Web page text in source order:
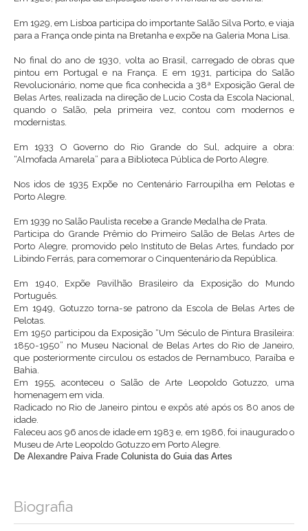
Em 1929, em Lisboa participa do importante Salão Silva Porto, e viaja
para a França onde pinta na Bretanha e expõe na Galeria Mona Lisa.
No final do ano de 1930, volta ao Brasil, carregado de obras que
pintou em Portugal e na França. E em 1931, participa do Salão
Revolucionário, nome que fica conhecida a 38ª Exposição Geral de
Belas Artes, realizada na direção de Lucio Costa da Escola Nacional,
quando o Salão, pela primeira vez, contou com modernos e
modernistas.
Em 1933 O Governo do Rio Grande do Sul, adquire a obra:
“Almofada Amarela” para a Biblioteca Pública de Porto Alegre.
Nos idos de 1935 Expõe no Centenário Farroupilha em Pelotas e
Porto Alegre.
Em 1939 no Salão Paulista recebe a Grande Medalha de Prata.
Participa do Grande Prêmio do Primeiro Salão de Belas Artes de
Porto Alegre, promovido pelo Instituto de Belas Artes, fundado por
Libindo Ferrás, para comemorar o Cinquentenário da República.
Em 1940, Expõe Pavilhão Brasileiro da Exposição do Mundo
Português.
Em 1949, Gotuzzo torna-se patrono da Escola de Belas Artes de
Pelotas.
Em 1950 participou da Exposição “Um Século de Pintura Brasileira:
1850-1950” no Museu Nacional de Belas Artes do Rio de Janeiro,
que posteriormente circulou os estados de Pernambuco, Paraíba e
Bahia.
Em 1955, aconteceu o Salão de Arte Leopoldo Gotuzzo, uma
homenagem em vida.
Radicado no Rio de Janeiro pintou e expôs até após os 80 anos de
idade.
Faleceu aos 96 anos de idade em 1983 e, em 1986, foi inaugurado o
Museu de Arte Leopoldo Gotuzzo em Porto Alegre.
De Alexandre Paiva Frade Colunista do Guia das Artes
Biografia